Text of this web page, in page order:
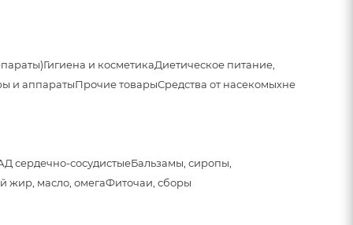
Гигиена и косметикаДиетическое питание,
и аппаратыПрочие товарыСредства от насекомыхне
сердечно-сосудистыеБальзамы, сиропы,
жир, масло, омегаФиточаи, сборы